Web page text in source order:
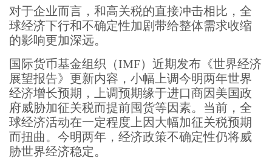
对于企业而言，和高关税的直接冲击相比，全
球经济下行和不确定性加剧带给整体需求收缩
的影响更加深远。
国际货币基金组织（IMF）近期发布《世界经济
展望报告》更新内容，小幅上调今明两年世界
经济增长预期，上调预期缘于进口商因美国政
府威胁加征关税而提前囤货等因素。当前，全
球经济活动在一定程度上因大幅加征关税预期
而扭曲。今明两年，经济政策不确定性仍将威
胁世界经济稳定。